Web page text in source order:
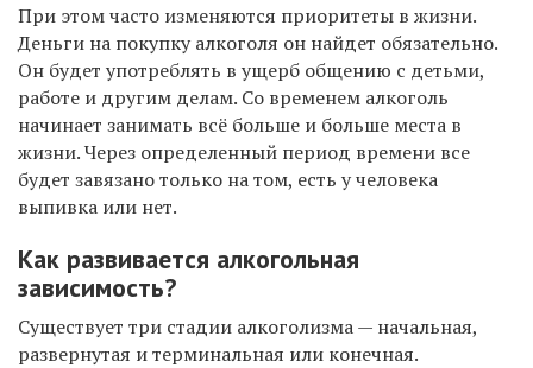
При этом часто изменяются приоритеты в жизни.
Деньги на покупку алкоголя он найдет обязательно.
Он будет употреблять в ущерб общению с детьми,
работе и другим делам. Со временем алкоголь
начинает занимать всё больше и больше места в
жизни. Через определенный период времени все
будет завязано только на том, есть у человека
выпивка или нет.
Как развивается алкогольная
зависимость?
Существует три стадии алкоголизма — начальная,
развернутая и терминальная или конечная.